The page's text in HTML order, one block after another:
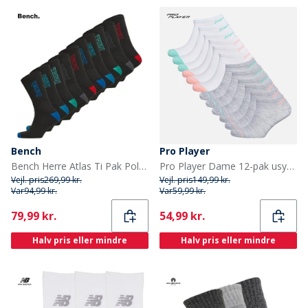
Bench
Bench Herre Atlas Ti Pak Polstrede Crew Sokker Sort/Multi
Vejl. pris269,99 kr.
Var94,99 kr.
Current
79,99 kr.
Halv pris eller mindre
Pro Player
Pro Player Dame 12-pak usynlige sokker Hvid/Multi
Vejl. pris149,99 kr.
Var59,99 kr.
Current
54,99 kr.
Halv pris eller mindre